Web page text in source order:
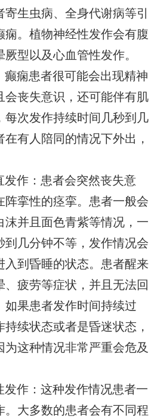
生虫病、全身代谢病等引
痫。植物神经性发作会有腹
型以及心血管性发作。
癫痫患者很可能会出现精神
会丧失意识，还可能伴有肌
每次发作持续时间几秒到几
有人陪同的情况下外出，
发作：患者会突然丧失意
阵挛性的痉挛。患者一般会
沫并且面色青紫等情况，一
到几分钟不等，发作情况会
入到昏睡的状态。患者醒来
、疲劳等症状，并且无法回
如果患者发作时间持续过
续状态或者是昏迷状态，
为这种情况非常严重会危及
发作：这种发作情况患者一
。大多数的患者会有不同程